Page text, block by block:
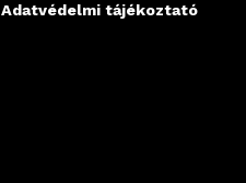
Adatvédelmi tájékoztató